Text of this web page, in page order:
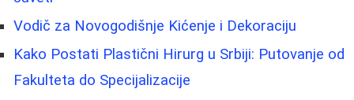
Vodič za Novogodišnje Kićenje i Dekoraciju
Kako Postati Plastični Hirurg u Srbiji: Putovanje od
Fakulteta do Specijalizacije